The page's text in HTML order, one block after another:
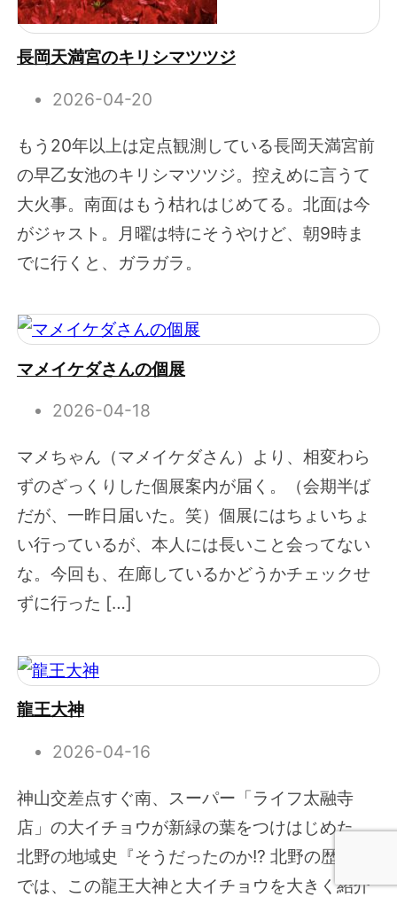
長岡天満宮のキリシマツツジ
2026-04-20
もう20年以上は定点観測している長岡天満宮前
の早乙女池のキリシマツツジ。控えめに言うて
大火事。南面はもう枯れはじめてる。北面は今
がジャスト。月曜は特にそうやけど、朝9時ま
でに行くと、ガラガラ。
マメイケダさんの個展
2026-04-18
マメちゃん（マメイケダさん）より、相変わら
ずのざっくりした個展案内が届く。（会期半ば
だが、一昨日届いた。笑）個展にはちょいちょ
い行っているが、本人には長いこと会ってない
な。今回も、在廊しているかどうかチェックせ
ずに行った […]
龍王大神
2026-04-16
神山交差点すぐ南、スーパー「ライフ太融寺
店」の大イチョウが新緑の葉をつけはじめた。
北野の地域史『そうだったのか!? 北野の歴史』
では、この龍王大神と大イチョウを大きく紹介